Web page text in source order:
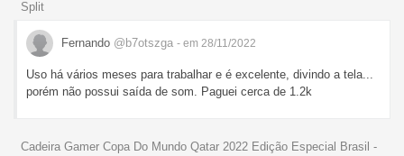
Split
Fernando @b7otszga - em 28/11/2022
Uso há vários meses para trabalhar e é excelente, divindo a tela...
porém não possui saída de som. Paguei cerca de 1.2k
Cadeira Gamer Copa Do Mundo Qatar 2022 Edição Especial Brasil -